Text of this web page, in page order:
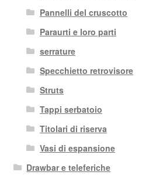
Pannelli del cruscotto
Paraurti e loro parti
serrature
Specchietto retrovisore
Struts
Tappi serbatoio
Titolari di riserva
Vasi di espansione
Drawbar e teleferiche